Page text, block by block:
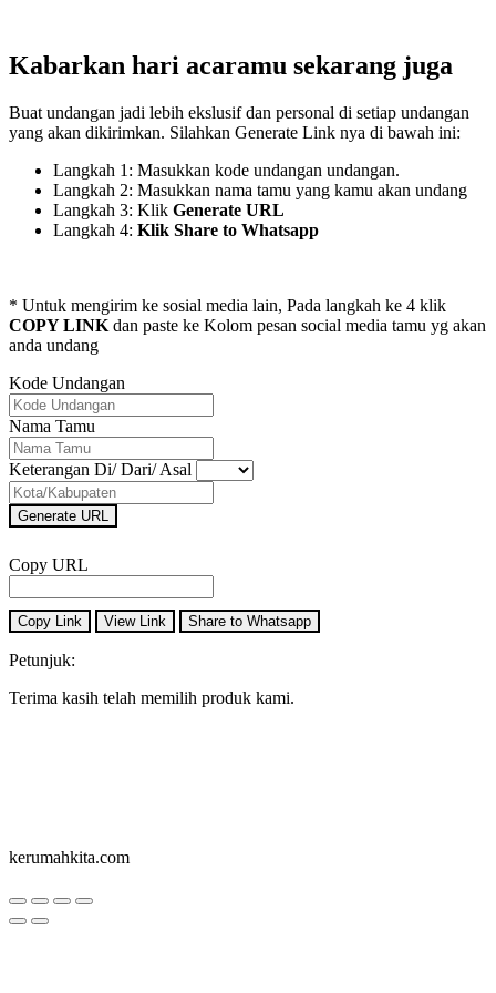
Kabarkan hari acaramu sekarang juga
Buat undangan jadi lebih ekslusif dan personal di setiap undangan
yang akan dikirimkan. Silahkan Generate Link nya di bawah ini:
Langkah 1: Masukkan kode undangan undangan.
Langkah 2: Masukkan nama tamu yang kamu akan undang
Langkah 3: Klik Generate URL
Langkah 4: Klik Share to Whatsapp
* Untuk mengirim ke sosial media lain, Pada langkah ke 4 klik
COPY LINK dan paste ke Kolom pesan social media tamu yg akan
anda undang
Kode Undangan
Nama Tamu
Keterangan Di/ Dari/ Asal
Generate URL
Copy URL
Copy Link View Link Share to Whatsapp
Petunjuk:
Terima kasih telah memilih produk kami.
kerumahkita.com